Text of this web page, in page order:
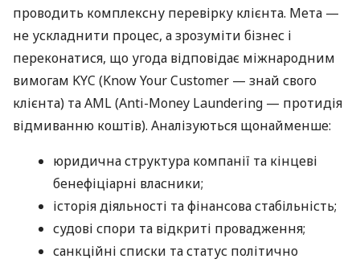
проводить комплексну перевірку клієнта. Мета —
не ускладнити процес, а зрозуміти бізнес і
переконатися, що угода відповідає міжнародним
вимогам KYC (Know Your Customer — знай свого
клієнта) та AML (Anti-Money Laundering — протидія
відмиванню коштів). Аналізуються щонайменше:
юридична структура компанії та кінцеві
бенефіціарні власники;
історія діяльності та фінансова стабільність;
судові спори та відкриті провадження;
санкційні списки та статус політично